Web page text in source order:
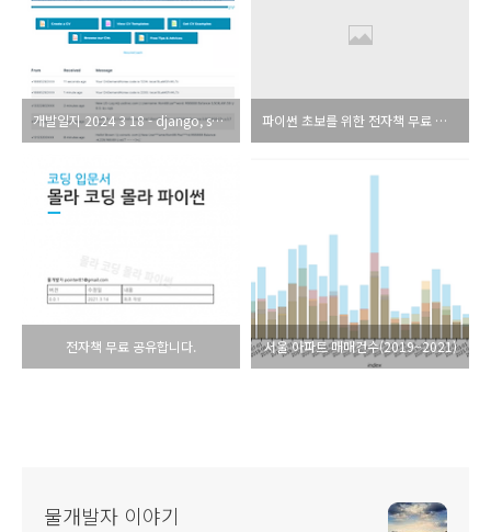
개발일지 2024 3 18 - django, smstome, flameshot 파이썬 초보를 위한 전자책 무료 배포
전자책 무료 공유합니다. 서울 아파트 매매건수(2019~2021)
물개발자 이야기